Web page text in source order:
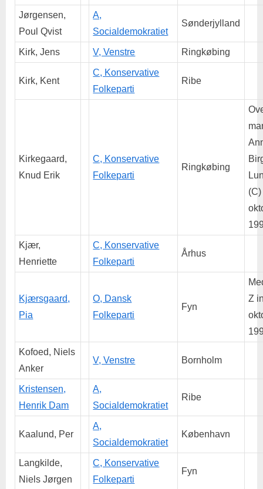
Jørgensen,
Poul Qvist
A,
Socialdemokratiet
Sønderjylland
Kirk, Jens V, Venstre Ringkøbing
Kirk, Kent
C, Konservative
Folkeparti
Ribe
Kirkegaard,
Knud Erik
C, Konservative
Folkeparti
Ringkøbing
Kjær,
Henriette
C, Konservative
Folkeparti
Århus
Kjærsgaard,
Pia
O, Dansk
Folkeparti
Fyn
Z
Kofoed, Niels
Anker
V, Venstre Bornholm
Kristensen,
Henrik Dam
A,
Socialdemokratiet
Ribe
Kaalund, Per
A,
Socialdemokratiet
København
Langkilde,
Niels Jørgen
C, Konservative
Folkeparti
Fyn